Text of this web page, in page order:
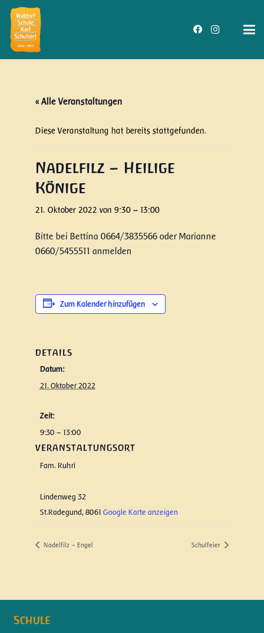
« Alle Veranstaltungen
Diese Veranstaltung hat bereits stattgefunden.
Nadelfilz – Heilige
Könige
21. Oktober 2022 von 9:30 – 13:00
Bitte bei Bettina 0664/3835566 oder Marianne
0660/5455511 anmelden
Zum Kalender hinzufügen
DETAILS
Datum:
21. Oktober 2022
Zeit:
9:30 – 13:00
VERANSTALTUNGSORT
Fam. Ruhri
Lindenweg 32
St.Radegund, 8061 Google Karte anzeigen
Nadelfilz – Engel Schulfeier
Schule